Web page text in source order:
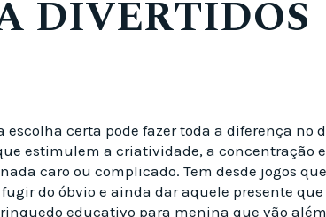
DIVERTIDOS
certa pode fazer toda a diferença no
estimulem a criatividade, a concentração
caro ou complicado. Tem desde jogos
do óbvio e ainda dar aquele presente
educativo para menina que vão